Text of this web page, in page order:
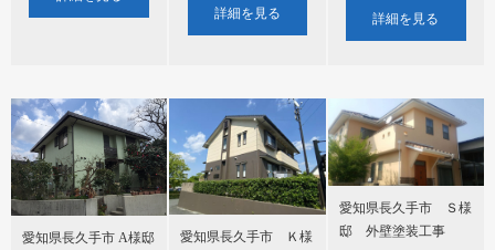
詳細を見る 詳細を見る
愛知県長久手市 A様邸
愛知県長久手市 Ｋ様
愛知県長久手市 Ｓ様
邸 外壁塗装工事